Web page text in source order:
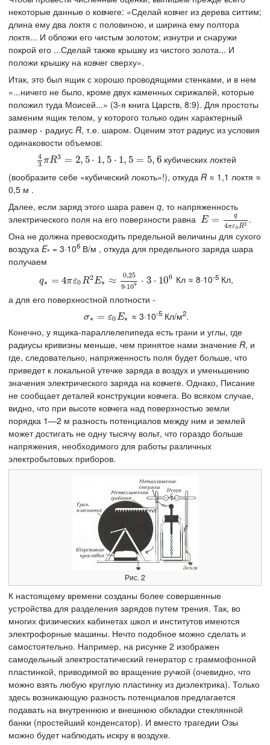
некоторые данные о ковчеге: «Сделай ковчег из дерева ситтим;
длина ему два локтя с половиною, и ширина ему полтора
локтя... И обложи его чистым золотом; изнутри и снаружи
покрой его ...Сделай также крышку из чистого золота... И
положи крышку на ковчег сверху».
Итак, это был ящик с хорошо проводящими стенками, и в нем
«...ничего не было, кроме двух каменных скрижалей, которые
положил туда Моисей...» (3-я книга Царств, 8:9). Для простоты
заменим ящик телом, у которого только один характерный
размер - радиус R, т.е. шаром. Оценим этот радиус из условия
одинаковости объемов:
4
3 πR3 = 2, 5 ⋅ 1, 5 ⋅ 1, 5 = 5, 6
43πR3 =2 5⋅1,5⋅ 1,5= 5 ,6
кубических локтей
(вообразите себе «кубический локоть»!), откуда R ≈ 1,1 локтя ≈
0,5 м .
Далее, если заряд этого шара равен q, то напряженность
электрического поля на его поверхности равна E = q
4πε0R2
E= q4 πε0R2 .
Она не должна превосходить предельной величины для сухого
воздуха E* = 3·106 В/м , откуда для предельного заряда шара
получаем
q∗ = 4πε0R2E∗ ≈ 0,25
9⋅109 ⋅ 3 ⋅ 106
q∗ =4πε0R2E∗≈0 25 9⋅109 3 ⋅10 6 Кл ≈ 8·10-5Кл,
а для его поверхностной плотности -
σ∗ = ε0E∗
σ∗ =ε0E∗ ≈ 3·10-5Кл/м2.
Конечно, у ящика-параллелепипеда есть грани и углы, где
радиусы кривизны меньше, чем принятое нами значение R, и
где, следовательно, напряженность поля будет больше, что
приведет к локальной утечке заряда в воздух и уменьшению
значения электрического заряда на ковчеге. Однако, Писание
не сообщает деталей конструкции ковчега. Во всяком случае,
видно, что при высоте ковчега над поверхностью земли
порядка 1—2 м разность потенциалов между ним и землей
может достигать не одну тысячу вольт, что гораздо больше
напряжения, необходимого для работы различных
электробытовых приборов.
Рис. 2
К настоящему времени созданы более совершенные
устройства для разделения зарядов путем трения. Так, во
многих физических кабинетах школ и институтов имеются
электрофорные машины. Нечто подобное можно сделать и
самостоятельно. Например, на рисунке 2 изображен
самодельный электростатический генератор с граммофонной
пластинкой, приводимой во вращение ручкой (очевидно, что
можно взять любую круглую пластинку из диэлектрика). Только
здесь возникающую разность потенциалов предлагается
подавать на внутреннюю и внешнюю обкладки стеклянной
банки (простейший конденсатор). И вместо трагедии Озы
можно будет наблюдать искру в воздухе.